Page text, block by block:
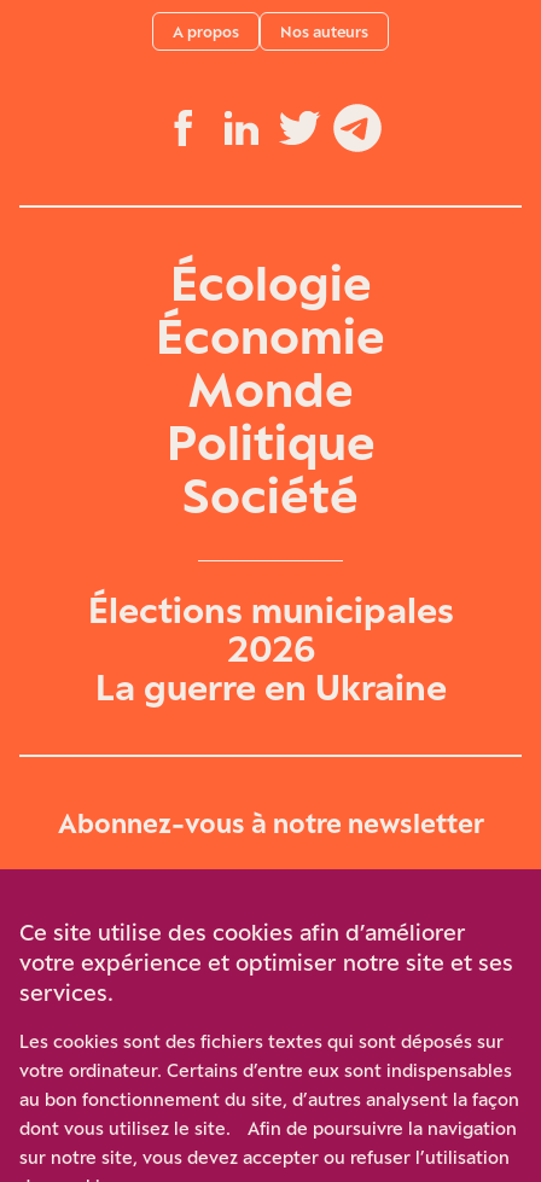
A propos Nos auteurs
Écologie
Économie
Monde
Politique
Société
Élections municipales
2026
La guerre en Ukraine
Abonnez-vous à notre newsletter
Participez à notre effort pour conforter la démocratie en
luttant contre l’ascension aux extrêmes, et la
disqualification de l’adversaire, en promouvant la
confrontation des idées et des opinions.
Ce site utilise des cookies afin d’améliorer
votre expérience et optimiser notre site et ses
services.
Les cookies sont des fichiers textes qui sont déposés sur
votre ordinateur. Certains d’entre eux sont indispensables
au bon fonctionnement du site, d’autres analysent la façon
dont vous utilisez le site. Afin de poursuivre la navigation
sur notre site, vous devez accepter ou refuser l’utilisation